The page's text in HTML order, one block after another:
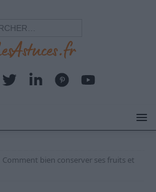
Comment bien conserver ses fruits et